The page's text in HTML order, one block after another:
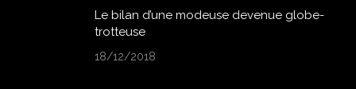
Le bilan d’une modeuse devenue globe-
trotteuse
18/12/2018